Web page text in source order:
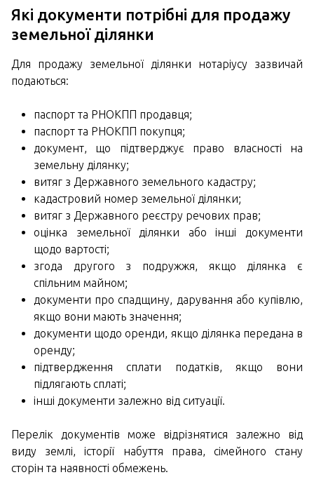
Які документи потрібні для продажу
земельної ділянки
Для продажу земельної ділянки нотаріусу зазвичай
подаються:
паспорт та РНОКПП продавця;
паспорт та РНОКПП покупця;
документ, що підтверджує право власності на
земельну ділянку;
витяг з Державного земельного кадастру;
кадастровий номер земельної ділянки;
витяг з Державного реєстру речових прав;
оцінка земельної ділянки або інші документи
щодо вартості;
згода другого з подружжя, якщо ділянка є
спільним майном;
документи про спадщину, дарування або купівлю,
якщо вони мають значення;
документи щодо оренди, якщо ділянка передана в
оренду;
підтвердження сплати податків, якщо вони
підлягають сплаті;
інші документи залежно від ситуації.
Перелік документів може відрізнятися залежно від
виду землі, історії набуття права, сімейного стану
сторін та наявності обмежень.